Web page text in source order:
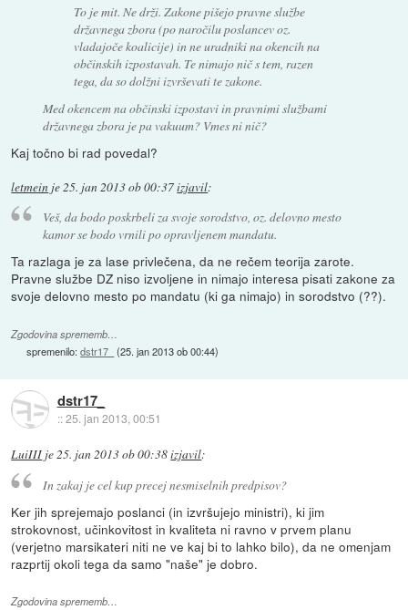
To je mit. Ne drži. Zakone pišejo pravne službe
državnega zbora (po naročilu poslancev oz.
vladajoče koalicije) in ne uradniki na okencih na
občinskih izpostavah. Te nimajo nič s tem, razen
tega, da so dolžni izvrševati te zakone.
Med okencem na občinski izpostavi in pravnimi službami
državnega zbora je pa vakuum? Vmes ni nič?
Kaj točno bi rad povedal?
letmein je25. jan 2013 ob 00:37izjavil:
Veš, da bodo poskrbeli za svoje sorodstvo, oz. delovno mesto
kamor se bodo vrnili po opravljenem mandatu.
Ta razlaga je za lase privlečena, da ne rečem teorija zarote.
Pravne službe DZ niso izvoljene in nimajo interesa pisati zakone za
svoje delovno mesto po mandatu (ki ga nimajo) in sorodstvo (??).
Zgodovina sprememb…
spremenilo:dstr17_ (25. jan 2013 ob 00:44)
dstr17_
::25. jan 2013, 00:51
LuiIII je25. jan 2013 ob 00:38izjavil:
In zakaj je cel kup precej nesmiselnih predpisov?
Ker jih sprejemajo poslanci (in izvršujejo ministri), ki jim
strokovnost, učinkovitost in kvaliteta ni ravno v prvem planu
(verjetno marsikateri niti ne ve kaj bi to lahko bilo), da ne omenjam
razprtij okoli tega da samo "naše" je dobro.
Zgodovina sprememb…